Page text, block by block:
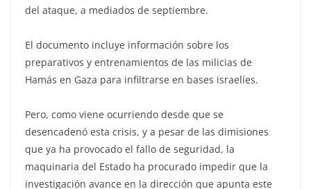
del ataque, a mediados de septiembre.
El documento incluye información sobre los
preparativos y entrenamientos de las milicias de
Hamás en Gaza para infiltrarse en bases israelíes.
Pero, como viene ocurriendo desde que se
desencadenó esta crisis, y a pesar de las dimisiones
que ya ha provocado el fallo de seguridad, la
maquinaria del Estado ha procurado impedir que la
investigación avance en la dirección que apunta este